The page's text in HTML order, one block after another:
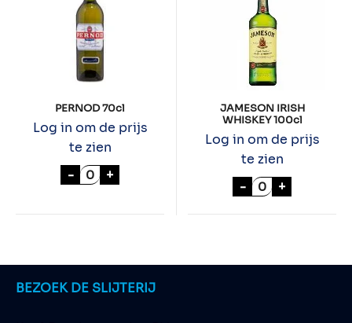
PERNOD 70cl
Log in om de prijs
te zien
- PERNOD 70cl aantal
+
JAMESON IRISH
WHISKEY 100cl
Log in om de prijs
te zien
- JAMESON
+
BEZOEK DE SLIJTERIJ